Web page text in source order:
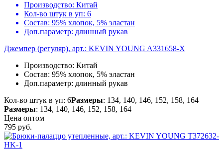
Производство: Китай
Кол-во штук в уп: 6
Состав: 95% хлопок, 5% эластан
Доп.параметр: длинный рукав
Джемпер (регуляр), арт.: KEVIN YOUNG A331658-X
Производство: Китай
Состав: 95% хлопок, 5% эластан
Доп.параметр: длинный рукав
Кол-во штук в уп: 6Размеры: 134, 140, 146, 152, 158, 164
Размеры: 134, 140, 146, 152, 158, 164
Цена оптом
795 руб.